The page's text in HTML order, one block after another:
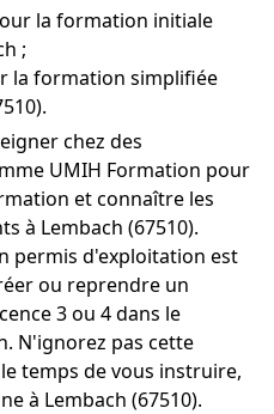
la formation initiale
;
la formation simplifiée
chez des
UMIH Formation pour
et connaître les
à Lembach (67510).
permis d'exploitation est
ou reprendre un
3 ou 4 dans le
N'ignorez pas cette
temps de vous instruire,
à Lembach (67510).